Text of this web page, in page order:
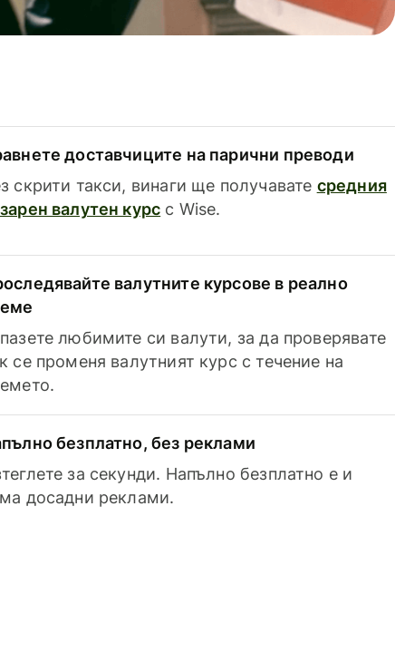
доставчиците на парични преводи
скрити такси, винаги ще получавате средния
валутен курс с Wise.
валутните курсове в реално
любимите си валути, за да проверявате
се променя валутният курс с течение на
безплатно, без реклами
за секунди. Напълно безплатно е и
досадни реклами.